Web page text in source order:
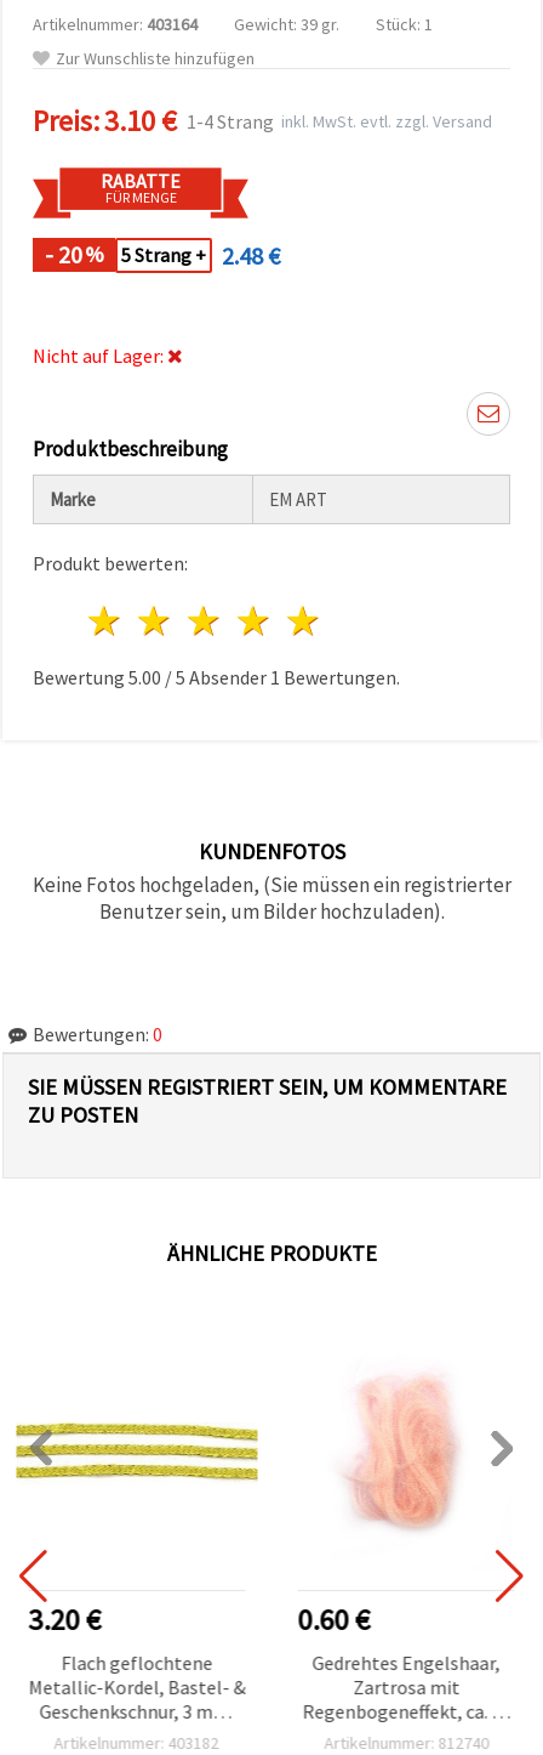
Marketing.
ablehnen
den
Einstellungen
individuell
festlegen.
Einwilligung
oder
Richtlinie
Einstellungen
Artikelnummer: 403164 Gewicht: 39 gr.
Stück: 1
Zur Wunschliste hinzufügen
Preis:3.10 € 1-4 Strang inkl. MwSt. evtl. zzgl. Versand
RABATTE
FÜR MENGE
- 20% 5 Strang + 2.48 €
Nicht auf Lager:
Produktbeschreibung
Marke EM ART
Produkt bewerten:
4 Sterne
3 Sterne
2 Sterne
1 Stern
Bewertung 5.00 /5 Absender 1 Bewertungen.
KUNDENFOTOS
Keine Fotos hochgeladen, (Sie müssen ein registrierter
Benutzer sein, um Bilder hochzuladen).
Bewertungen: 0
SIE MÜSSEN REGISTRIERT SEIN, UM KOMMENTARE
ZU POSTEN
ÄHNLICHE PRODUKTE
3.20 €
Flach geflochtene
Metallic-Kordel, Bastel- &
Geschenkschnur, 3 mm,
hellgoldfarben, ca. 100 m
Artikelnummer: 403182
0.60 €
Gedrehtes Engelshaar,
Zartrosa mit
Regenbogeneffekt, ca. 10
g – Bastelmaterial
Artikelnummer: 812740